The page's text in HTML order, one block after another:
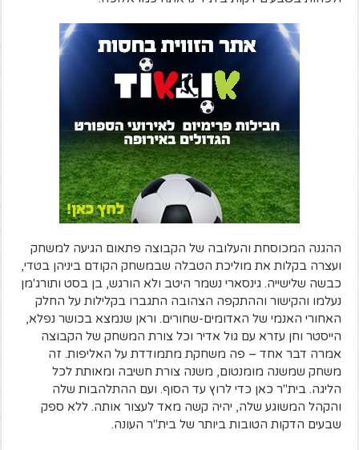
ההגנה המכוסחת והעלובה של הקבוצה פתאום הגיעה למשחק
ועצרה בקלות את מוליכת הטבלה שבמשחק הקודם ביניהן בטדי,
כבשה שלישייה. גינסארי נשמר היטב ולא הורגש, בן בסט ותורג'מן
נעלמו והקישור וההתקפה הצהובה התגברו בקלילות על החלק
האחורי האנמי של האדומים-שחורים. וראן שנמצא בכושר נפלא,
הייסטר וחן עזרא עם גול אדיר וכל צורת המשחק של הקבוצה
אמרה דבר אחד – פה משחקת מתמודדת על האליפות. זה
משחק שמשנה מומנטום, משנה צורת חשיבה ומאותת לכל
הליגה. בית"ר כאן כדי לרוץ עד הסוף. ועם ההתלהבות שלה
והקהל המשוגע שלה, יהיה קשה מאד לעצור אותה. ללא ספק
שבעים הדקות הטובות ביותר של בית"ר העונה.